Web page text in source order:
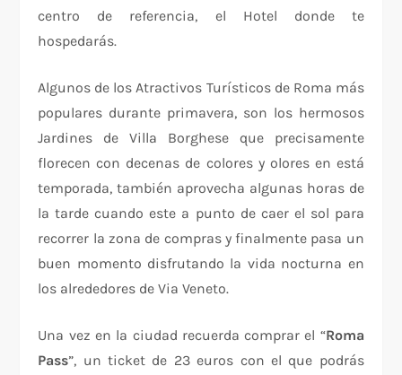
centro de referencia, el Hotel donde te
hospedarás.
Algunos de los Atractivos Turísticos de Roma más
populares durante primavera, son los hermosos
Jardines de Villa Borghese que precisamente
florecen con decenas de colores y olores en está
temporada, también aprovecha algunas horas de
la tarde cuando este a punto de caer el sol para
recorrer la zona de compras y finalmente pasa un
buen momento disfrutando la vida nocturna en
los alrededores de Via Veneto.
Una vez en la ciudad recuerda comprar el “Roma
Pass”, un ticket de 23 euros con el que podrás